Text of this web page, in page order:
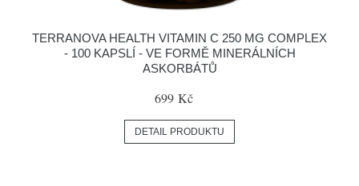
TERRANOVA HEALTH VITAMIN C 250 MG COMPLEX
- 100 KAPSLÍ - VE FORMĚ MINERÁLNÍCH
ASKORBÁTŮ
699 Kč
DETAIL PRODUKTU